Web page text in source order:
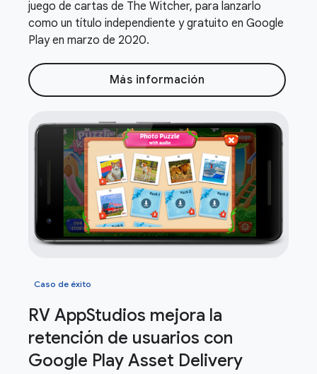
juego de cartas de The Witcher, para lanzarlo
como un título independiente y gratuito en Google
Play en marzo de 2020.
Más información
Caso de éxito
RV AppStudios mejora la
retención de usuarios con
Google Play Asset Delivery